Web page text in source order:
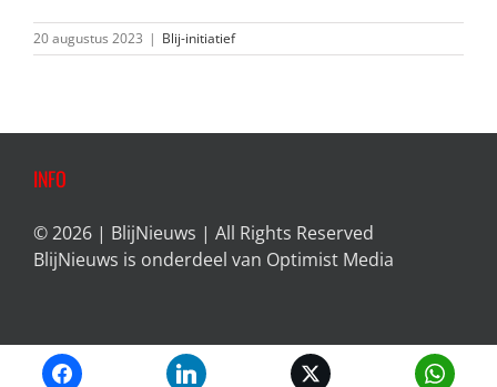
20 augustus 2023 | Blij-initiatief
INFO
© 2026 | BlijNieuws | All Rights Reserved
BlijNieuws is onderdeel van Optimist Media